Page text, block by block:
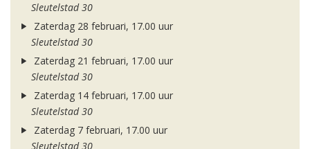
Sleutelstad 30
Zaterdag 28 februari, 17.00 uur
Sleutelstad 30
Zaterdag 21 februari, 17.00 uur
Sleutelstad 30
Zaterdag 14 februari, 17.00 uur
Sleutelstad 30
Zaterdag 7 februari, 17.00 uur
Sleutelstad 30